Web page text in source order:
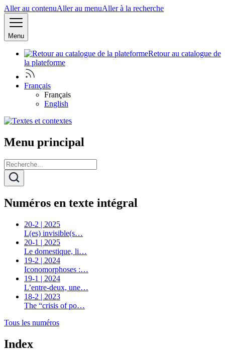
Aller au contenuAller au menuAller à la recherche
Menu
Retour au catalogue de
la plateforme
Français
Français
English
Menu principal
Numéros en texte intégral
20-2 | 2025
L(es) invisible(s…
20-1 | 2025
Le domestique, li…
19-2 | 2024
Iconomorphoses :…
19-1 | 2024
L’entre-deux, une…
18-2 | 2023
The “crisis of po…
Tous les numéros
Index